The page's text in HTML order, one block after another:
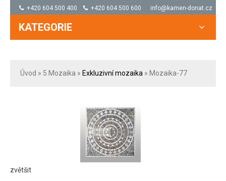
+420 604 500 400 +420 604 500 600 info@kamen-donat.cz
KATEGORIE
Úvod » 5 Mozaika » Exkluzivní mozaika » Mozaika-77
zvětšit